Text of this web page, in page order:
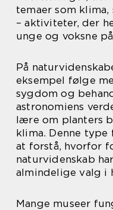
temaer som
– aktiviteter, der
unge og voksne
På
eksempel følge
sygdom og
astronomiens
lære om planters
klima. Denne
at forstå, hvorfor
naturvidenskab
almindelige valg i
Mange museer